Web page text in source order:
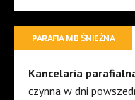
PARAFIA MB ŚNIEŻNA
Kancelaria
czynna w dni